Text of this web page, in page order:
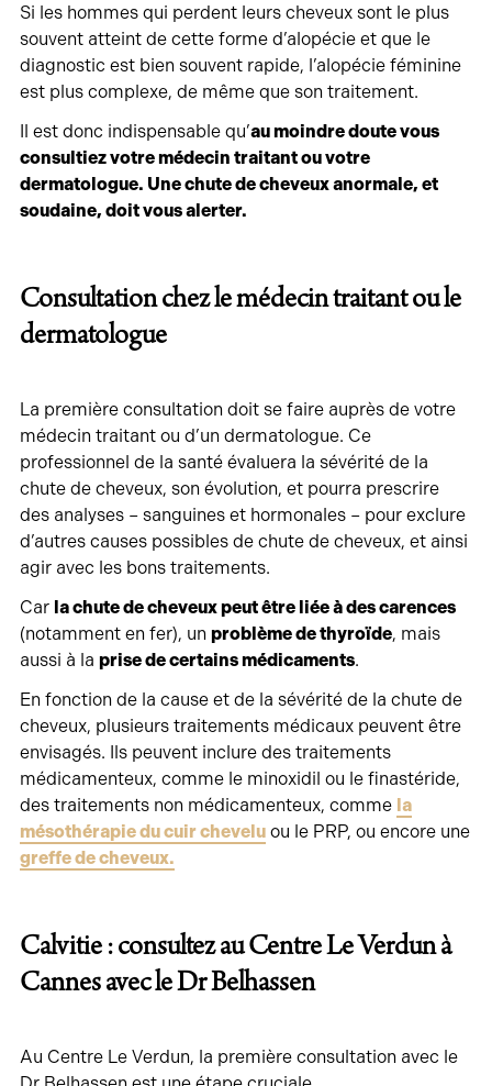
Si les hommes qui perdent leurs cheveux sont le plus
souvent atteint de cette forme d’alopécie et que le
diagnostic est bien souvent rapide, l’alopécie féminine
est plus complexe, de même que son traitement.
Il est donc indispensable qu’au moindre doute vous
consultiez votre médecin traitant ou votre
dermatologue. Une chute de cheveux anormale, et
soudaine, doit vous alerter.
Consultation chez le médecin traitant ou le
dermatologue
La première consultation doit se faire auprès de votre
médecin traitant ou d’un dermatologue. Ce
professionnel de la santé évaluera la sévérité de la
chute de cheveux, son évolution, et pourra prescrire
des analyses – sanguines et hormonales – pour exclure
d’autres causes possibles de chute de cheveux, et ainsi
agir avec les bons traitements.
Car la chute de cheveux peut être liée à des carences
(notamment en fer), un problème de thyroïde, mais
aussi à la prise de certains médicaments.
En fonction de la cause et de la sévérité de la chute de
cheveux, plusieurs traitements médicaux peuvent être
envisagés. Ils peuvent inclure des traitements
médicamenteux, comme le minoxidil ou le finastéride,
des traitements non médicamenteux, comme la
mésothérapie du cuir cheveluou le PRP, ou encore une
greffe de cheveux.
Calvitie : consultez au Centre Le Verdun à
Cannes avec le Dr Belhassen
Au Centre Le Verdun, la première consultation avec le